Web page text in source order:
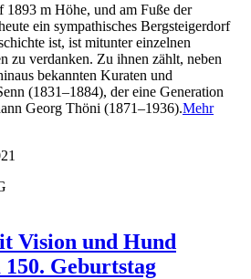
1893 m Höhe, und am Fuße der
ein sympathisches Bergsteigerdorf
ist, ist mitunter einzelnen
zu verdanken. Zu ihnen zählt, neben
bekannten Kuraten und
(1831–1884), der eine Generation
Georg Thöni (1871–1936).Mehr
Vision und Hund
Geburtstag